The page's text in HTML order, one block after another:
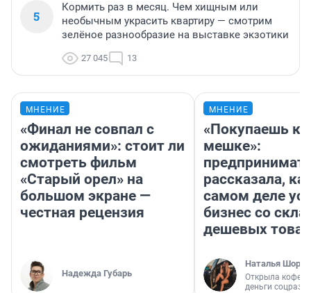
5
Кормить раз в месяц. Чем хищным или
необычным украсить квартиру — смотрим
зелёное разнообразие на выставке экзотики
27 045 13
МНЕНИЕ
«Финал не совпал с
ожиданиями»: стоит ли
смотреть фильм
«Старый орел» на
большом экране —
честная рецензия
Надежда Губарь
МНЕНИЕ
«Покупаешь
мешке»:
рассказала,
самом деле
бизнес со
дешевых
Наталья
Открыла
деньги